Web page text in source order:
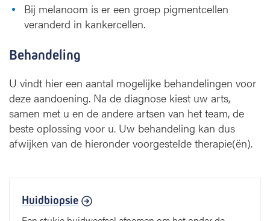
Bij melanoom is er een groep pigmentcellen
veranderd in kankercellen.
Behandeling
U vindt hier een aantal mogelijke behandelingen voor
deze aandoening. Na de diagnose kiest uw arts,
samen met u en de andere artsen van het team, de
beste oplossing voor u. Uw behandeling kan dus
afwijken van de hieronder voorgestelde therapie(ën).
Huidbiopsie